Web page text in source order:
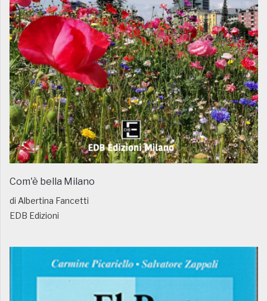
Com'è bella Milano
di Albertina Fancetti
EDB Edizioni